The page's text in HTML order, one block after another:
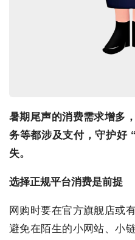
暑期尾声的消费需求增多
务等都涉及支付，守护好
失。
选择正规平台消费是前提
网购时要在官方旗舰店或
避免在陌生的小网站、小